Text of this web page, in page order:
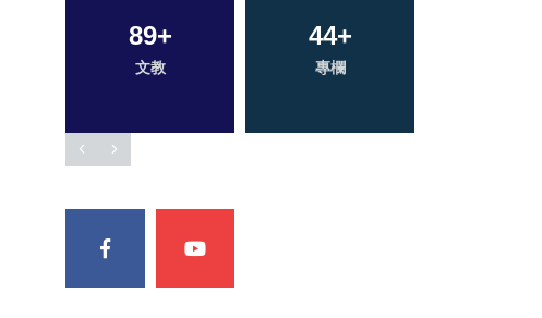
89+
文教
44+
專欄
11+
科技新知
69+
健康